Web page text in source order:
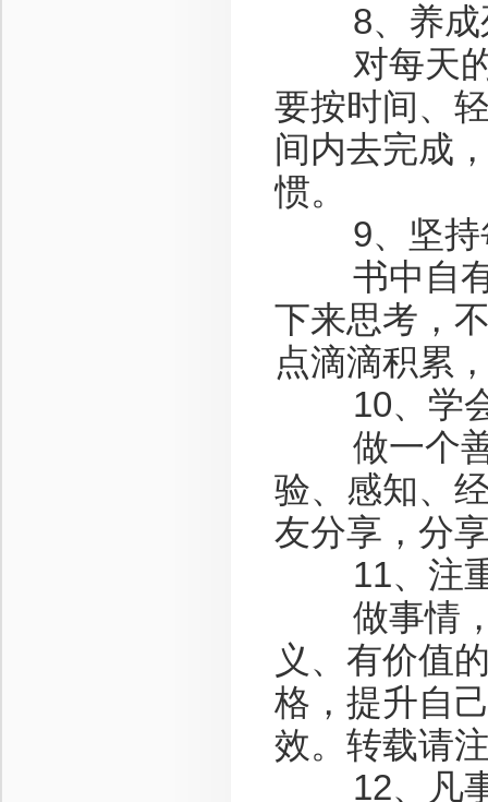
8、养成
对每天的
要按时间、
间内去完成
惯。
9、坚持
书中自有
下来思考，
点滴滴积累
10、学
做一个善
验、感知、
友分享，分
11、注重
做事情，
义、有价值
格，提升自
效。转载请
12、凡事